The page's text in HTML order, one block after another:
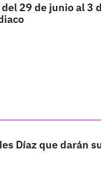
29 de junio al
Díaz que darán